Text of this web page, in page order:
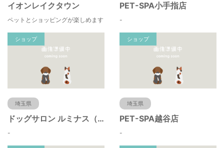
イオンレイクタウン
ペットとショッピングが楽しめます
PET-SPA小手指店
-
ショップ
埼玉県
ドッグサロン ルミナス（川口市・蕨市・戸田・浦和・大宮）べドリントンテリア＆トイプードルの
-
ショップ
埼玉県
PET-SPA越谷店
-